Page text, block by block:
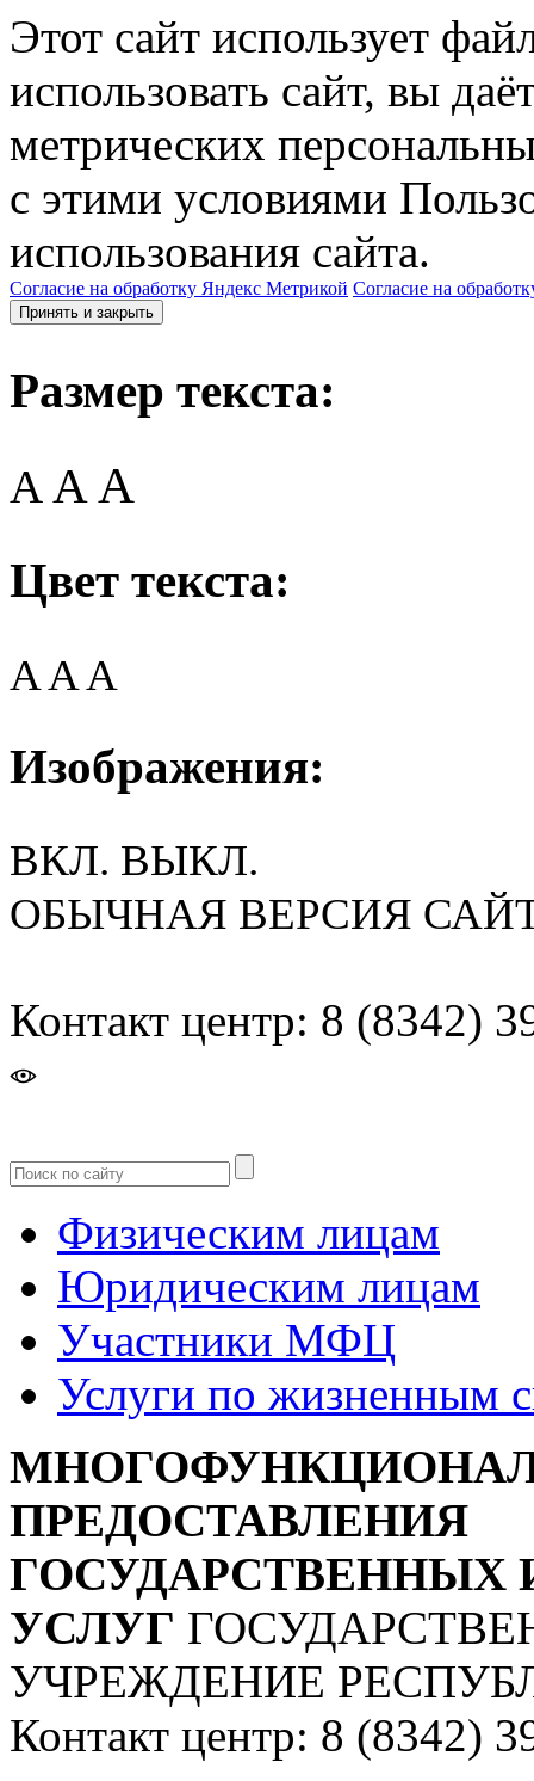
Этот сайт использует
использовать сайт, вы
метрических
с этими условиями
использования сайта.
Согласие на обработку Яндекс Метрикой Согласие на
Принять и закрыть
Размер текста:
A AA
Цвет текста:
AAA
Изображения:
ВКЛ. ВЫКЛ.
ОБЫЧНАЯ ВЕРСИЯ
Контакт центр: 8 (8342)
Физическим лицам
Юридическим лицам
Участники МФЦ
Услуги по жизненным
ПРЕДОСТАВЛЕНИЯ
УСЛУГ
УЧРЕЖДЕНИЕ
Контакт центр: 8 (8342)